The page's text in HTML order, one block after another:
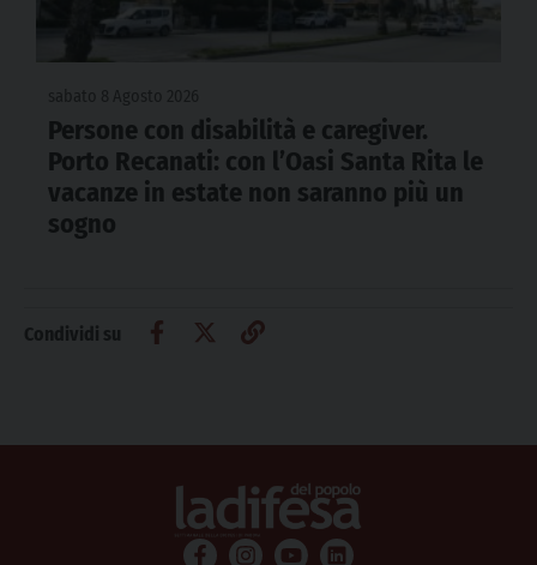
Persone con disabilità e caregiver.
Porto Recanati: con l’Oasi Santa Rita le
vacanze in estate non saranno più un
sogno
Condividi su